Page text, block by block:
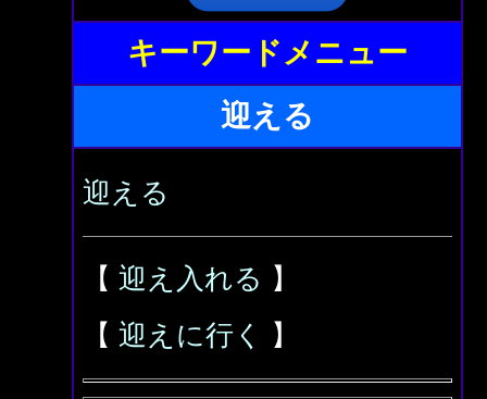
キーワードメニュー
迎える
迎える
【 迎え入れる 】
【 迎えに行く 】